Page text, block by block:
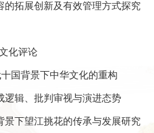
的拓展创新及有效管理方式探究
化评论
国背景下中华文化的重构
逻辑、批判审视与演进态势
景下望江挑花的传承与发展研究